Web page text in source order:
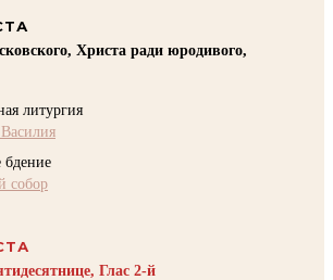
Христа ради юродивого,
литургия
собор
Глас 2-й